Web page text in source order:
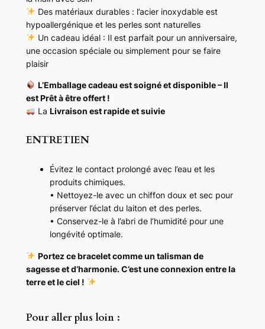
d
a
b
e
&
a
n
Des matériaux durables : l’acier inoxydable est
hypoallergénique et les perles sont naturelles
Un cadeau idéal : Il est parfait pour un anniversaire,
une occasion spéciale ou simplement pour se faire
plaisir
L’Emballage cadeau est soigné et disponible – Il
est Prêt à être offert !
LaLivraison est rapide et suivie
ENTRETIEN
Évitez le contact prolongé avec l’eau et les
produits chimiques.
• Nettoyez-le avec un chiffon doux et sec pour
préserver l’éclat du laiton et des perles.
• Conservez-le à l’abri de l’humidité pour une
longévité optimale.
Portez ce bracelet comme un talisman de
sagesse et d’harmonie. C’est une connexion entre la
terre et le ciel !
Pour aller plus loin: